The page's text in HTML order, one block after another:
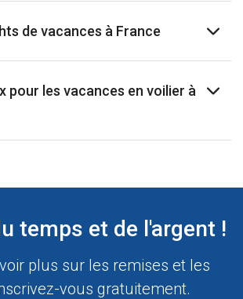
de vacances à France
pour les vacances en voilier à
temps et de l'argent !
plus sur les remises et les
vous gratuitement.